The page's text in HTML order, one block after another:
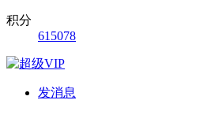
积分
615078
发消息